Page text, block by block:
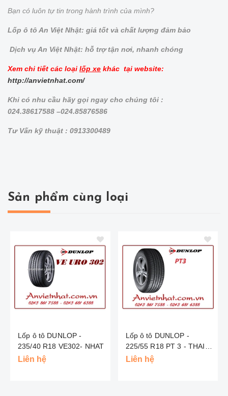
Bạn có luôn tự tin trong hành trình của mình?
Lốp ô tô An Việt Nhật: giá tốt và chất lượng đảm bảo
Dịch vụ An Việt Nhật: hỗ trợ tận nơi, nhanh chóng
Xem chi tiết các loại lốp xe khác tại website:
http://anvietnhat.com/
Khi có nhu cầu hãy gọi ngay cho chúng tôi :
024.38617588 –024.85876586
Tư Vấn kỹ thuật : 0913300489
Sản phẩm cùng loại
Lốp ô tô DUNLOP -
235/40 R18 VE302- NHAT
Liên hệ
Lốp ô tô DUNLOP -
225/55 R18 PT 3 - THAI
LAN
Liên hệ